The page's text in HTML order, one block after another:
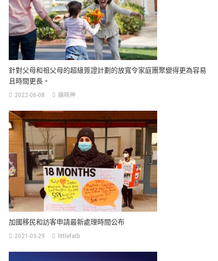
針對父母和祖父母的超級簽證計劃的放寬令家庭團聚變得更為容易
且時間更長。
2022-06-08 貓咪神
加國移民和訪客申請最新處理時間公布
2021-03-29 littlefatb